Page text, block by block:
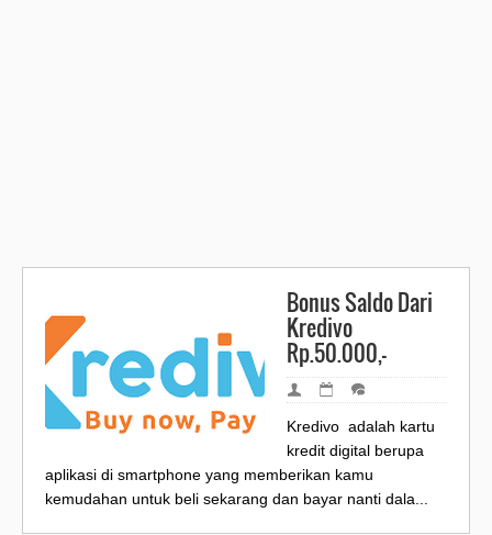
Bonus Saldo Dari
Kredivo
Rp.50.000,-
Kredivo adalah kartu
kredit digital berupa
aplikasi di smartphone yang memberikan kamu
kemudahan untuk beli sekarang dan bayar nanti dala...